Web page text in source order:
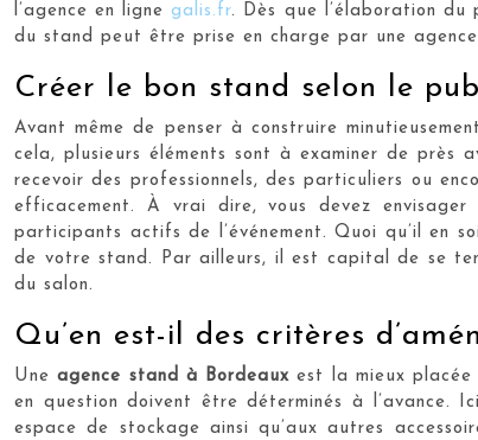
l’agence en lignegalis.fr. Dès que l’élaboration du
du stand peut être prise en charge par une
Créer le bon stand selon le
Avant même de penser à construire
cela, plusieurs éléments sont à examiner de près
recevoir des professionnels, des particuliers ou
efficacement. À vrai dire, vous devez
participants actifs de l’événement. Quoi qu’il en
de votre stand. Par ailleurs, il est capital de se
du salon.
Qu’en est-il des critères
Uneagence stand à Bordeaux est la mieux placée
en question doivent être déterminés à l’avance.
espace de stockage ainsi qu’aux autres